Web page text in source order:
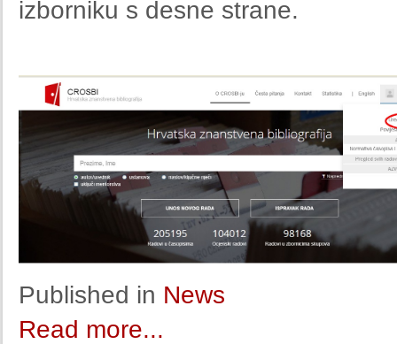
izborniku s desne strane.
Published in News
Read more...